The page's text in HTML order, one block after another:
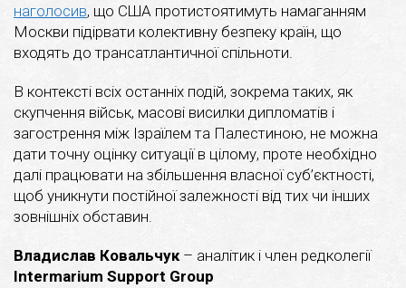
наголосив, що США протистоятимуть намаганням
Москви підірвати колективну безпеку країн, що
входять до трансатлантичної спільноти.
В контексті всіх останніх подій, зокрема таких, як
скупчення військ, масові висилки дипломатів і
загострення між Ізраїлем та Палестиною, не можна
дати точну оцінку ситуації в цілому, проте необхідно
далі працювати на збільшення власної суб’єктності,
щоб уникнути постійної залежності від тих чи інших
зовнішніх обставин.
Владислав Ковальчук – аналітик і член редколегії
Intermarium Support Group